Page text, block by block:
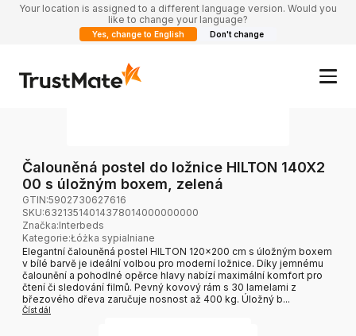
Your location is assigned to a different language version. Would you
like to change your language?
Yes, change to English Don't change
Čalouněná postel do ložnice HILTON 140X2
00 s úložným boxem, zelená
GTIN:5902730627616
SKU:63213514014378014000000000
Značka:Interbeds
Kategorie:Łóżka sypialniane
Elegantní čalouněná postel HILTON 120x200 cm s úložným boxem
v bílé barvě je ideální volbou pro moderní ložnice. Díky jemnému
čalounění a pohodlné opěrce hlavy nabízí maximální komfort pro
čtení či sledování filmů. Pevný kovový rám s 30 lamelami z
březového dřeva zaručuje nosnost až 400 kg. Úložný b...
Číst dál